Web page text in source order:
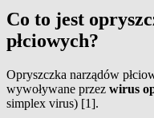
Co to jest
płciowych?
Opryszczka narządów
wywoływane przez wirus
simplex virus) [1].